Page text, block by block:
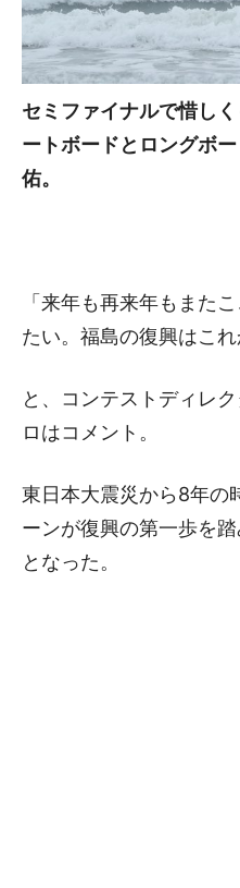
セミファイナルで惜し
ートボードとロングボ
佑。
「来年も再来年もまた
たい。福島の復興はこれ
と、コンテストディレ
ロはコメント。
東日本大震災から8年の
ーンが復興の第一歩を
となった。